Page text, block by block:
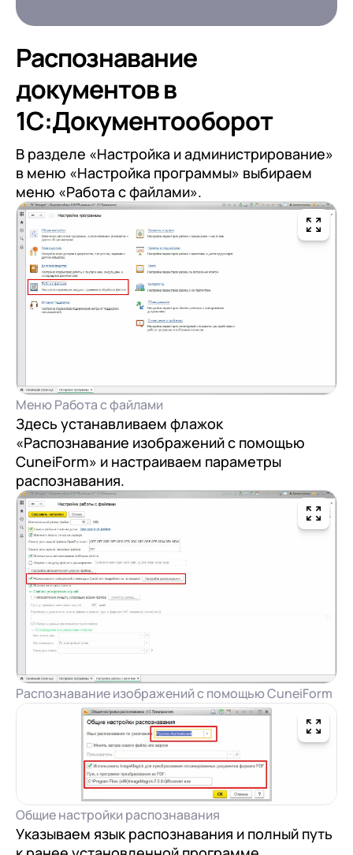
Распознавание
документов в
1С:Документооборот
В разделе «Настройка и администрирование»
в меню «Настройка программы» выбираем
меню «Работа с файлами».
Меню Работа с файлами
Здесь устанавливаем флажок
«Распознавание изображений с помощью
CuneiForm» и настраиваем параметры
распознавания.
Распознавание изображений с помощью CuneiForm
Общие настройки распознавания
Указываем язык распознавания и полный путь
+7
Номер телефона
+7
Номер телефона
+7 Номер телефона
Перейти в корзину